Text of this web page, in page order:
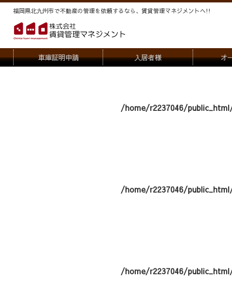
福岡県北九州市で不動産の管理を依頼するなら、賃貸管理マネジメントヘ!!
車庫証明申請 入居者様 オ
/home/r2237046/
/home/r2237046/
/home/r2237046/